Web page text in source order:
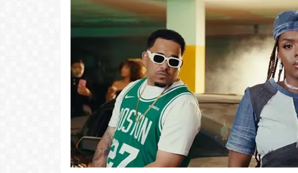
"Com 16 anos fui para cama
com o Presidente "
LER MAIS